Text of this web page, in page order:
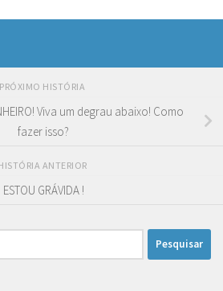
PRÓXIMO HISTÓRIA
Viva um degrau abaixo! Como
fazer isso?
ANTERIOR
ESTOU GRÁVIDA !